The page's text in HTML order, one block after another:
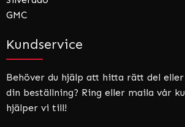
GMC
Kundservice
Behöver du hjälp att hitta rätt del
din beställning? Ring eller maila vår
hjälper vi till!